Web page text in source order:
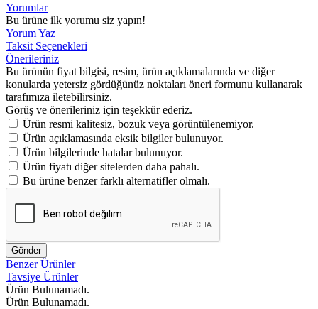
Yorumlar
Bu ürüne ilk yorumu siz yapın!
Yorum Yaz
Taksit Seçenekleri
Önerileriniz
Bu ürünün fiyat bilgisi, resim, ürün açıklamalarında ve diğer
konularda yetersiz gördüğünüz noktaları öneri formunu kullanarak
tarafımıza iletebilirsiniz.
Görüş ve önerileriniz için teşekkür ederiz.
Ürün resmi kalitesiz, bozuk veya görüntülenemiyor.
Ürün açıklamasında eksik bilgiler bulunuyor.
Ürün bilgilerinde hatalar bulunuyor.
Ürün fiyatı diğer sitelerden daha pahalı.
Bu ürüne benzer farklı alternatifler olmalı.
Gönder
Benzer Ürünler
Tavsiye Ürünler
Ürün Bulunamadı.
Ürün Bulunamadı.